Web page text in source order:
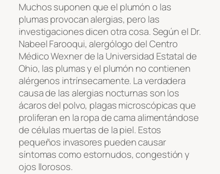
Muchos suponen que el plumón o las
plumas provocan alergias, pero las
investigaciones dicen otra cosa. Según el Dr.
Nabeel Farooqui, alergólogo del Centro
Médico Wexner de la Universidad Estatal de
Ohio, las plumas y el plumón no contienen
alérgenos intrínsecamente. La verdadera
causa de las alergias nocturnas son los
ácaros del polvo, plagas microscópicas que
proliferan en la ropa de cama alimentándose
de células muertas de la piel. Estos
pequeños invasores pueden causar
síntomas como estornudos, congestión y
ojos llorosos.